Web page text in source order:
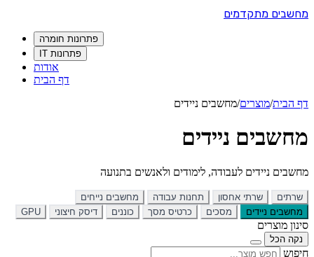
מחשבים מתקדמים
פתרונות חומרה
פתרונות IT
אודות
דף הבית
דף הבית/מוצרים/מחשבים ניידים
מחשבים ניידים
מחשבים ניידים לעבודה, לימודים ולאנשים בתנועה
שרתים שרתי אחסון תחנות עבודה
מחשבים נייחים
מחשבים ניידים
מסכים כרטיס מסך כוננים דיסק חיצוני GPU
סינון מוצרים
נקה הכל
חיפוש